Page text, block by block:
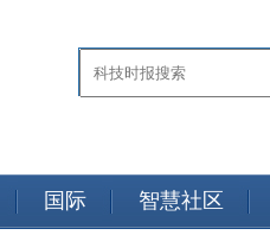
国际 智慧社区